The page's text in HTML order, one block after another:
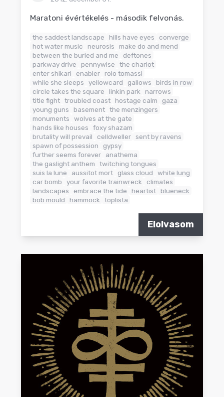
Maratoni évértékelés - második felvonás.
the saddest landscape hills have eyes
converge
hot water music
neurosis
make do and mend
between the buried and me
deftones
parkway drive
pennywise
the chariot
enter shikari
enabler rolo tomassi
while she sleeps
yellowcard gallows
birds in row
circle takes the square
linkin park
narrows
title fight troubled coast hostage calm
gaza
young guns
basement the menzingers
monuments
wolves at the gate
hands like houses
foxy shazam
brutality will prevail
celldweller sent by ravens
spawn of possession
gypsy
further seems forever
anathema
the gaslight anthem
twitching tongues
suis la lune
aussitot mort glass cloud
white lung
car bomb
your favorite trainwreck
climates
landscapes
embrace the tide heartist blueneck
bob mould
hammock toplista
Elolvasom